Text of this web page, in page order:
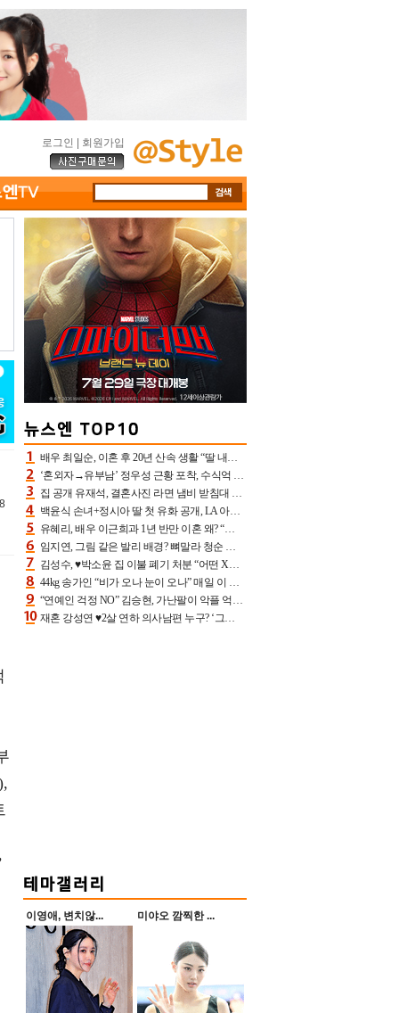
로그인 회원가입
배우 최일순, 이혼 후 20년 산속 생활 “딸 내가 버렸다고 원망‥맘 아파”(특종)[어제TV]
‘혼외자→유부남’ 정우성 근황 포착, 수식억 해킹 피해 후배 만났다 “존경하는”
집 공개 유재석, 결혼사진 라면 냄비 받침대 되고 분노‥가족사진도 피해(놀뭐)[어제TV]
백윤식 손녀+정시아 딸 첫 유화 공개, LA 아트쇼→서울국제조각페스타 작가다운 수준급 실력
유혜리, 배우 이근희과 1년 반만 이혼 왜? “식칼 꽂고 의자 던져” 충격 폭로(특종)[어제TV]
임지연, 그림 같은 발리 배경? 뼈말라 청순 비키니 핏에 상대 안 되네
김성수, ♥박소윤 집 이불 폐기 처분 “어떤 X이랑 썼을지 몰라” 질투(신랑수업2)[어제TV]
44kg 송가인 “비가 오나 눈이 오나” 매일 이 운동, 허벅지 근육량 상승+체지방 감소
“연예인 걱정 NO” 김승현, 가난팔이 악플 억울할만‥아내+딸과 日 여행
재혼 강성연 ♥2살 연하 의사남편 누구? ‘그알’ 자문의에 훈남 비주얼 초엘리트 스펙 [종합]
이영애, 변치않... 미야오 깜찍한 ...